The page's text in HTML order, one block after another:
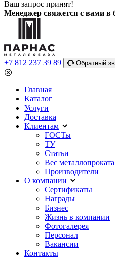
Ваш запрос принят!
Менеджер свяжется с вами
+7 812 237 39 89 Обратный
Главная
Каталог
Услуги
Доставка
Клиентам
ГОСТы
ТУ
Статьи
Вес металлопроката
Производители
О компании
Сертификаты
Награды
Бизнес
Жизнь в компании
Фотогалерея
Персонал
Вакансии
Контакты